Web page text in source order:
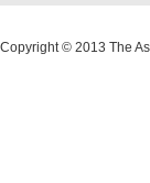
Copyright © 2013 The